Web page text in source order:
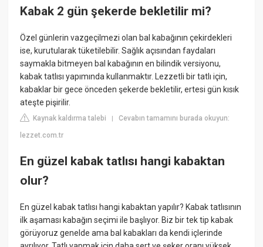
Kabak 2 gün şekerde bekletilir mi?
Özel günlerin vazgeçilmezi olan bal kabağının çekirdekleri
ise, kurutularak tüketilebilir. Sağlık açısından faydaları
saymakla bitmeyen bal kabağının en bilindik versiyonu,
kabak tatlısı yapımında kullanmaktır. Lezzetli bir tatlı için,
kabaklar bir gece önceden şekerde bekletilir, ertesi gün kısık
ateşte pişirilir.
Kaynak kaldırma talebi |Cevabın tamamını burada okuyun:
lezzet.com.tr
En güzel kabak tatlısı hangi kabaktan
olur?
En güzel kabak tatlısı hangi kabaktan yapılır? Kabak tatlısının
ilk aşaması kabağın seçimi ile başlıyor. Biz bir tek tip kabak
görüyoruz genelde ama bal kabakları da kendi içlerinde